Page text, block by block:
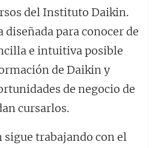
del Instituto Daikin.
diseñada para conocer de
e intuitiva posible
de Daikin y
de negocio de
cursarlos.
trabajando con el